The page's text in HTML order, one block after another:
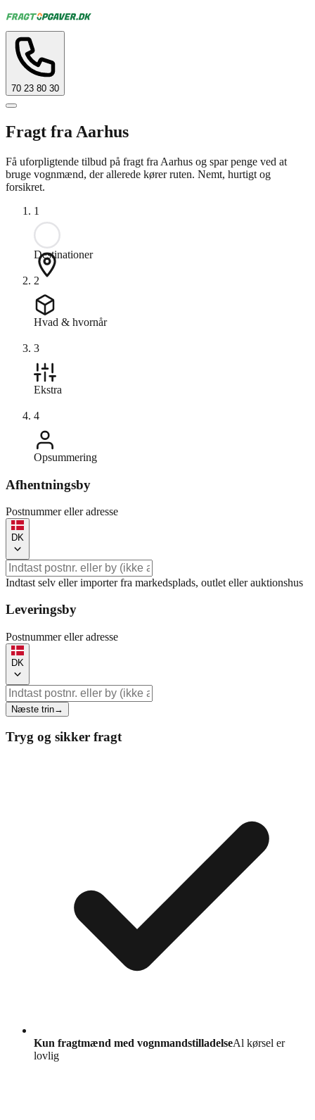
70 23 80 30
Fragt fra Aarhus
Få uforpligtende tilbud på fragt fra Aarhus og spar penge ved at
bruge vognmænd, der allerede kører ruten. Nemt, hurtigt og
forsikret.
1
Destinationer
2
Hvad & hvornår
3
Ekstra
4
Opsummering
Afhentningsby
Postnummer eller adresse
DK
Indtast selv eller importer fra markedsplads, outlet eller auktionshus
Leveringsby
Postnummer eller adresse
DK
Næste trin→
Tryg og sikker fragt
Kun fragtmænd med vognmandstilladelseAl kørsel er
lovlig